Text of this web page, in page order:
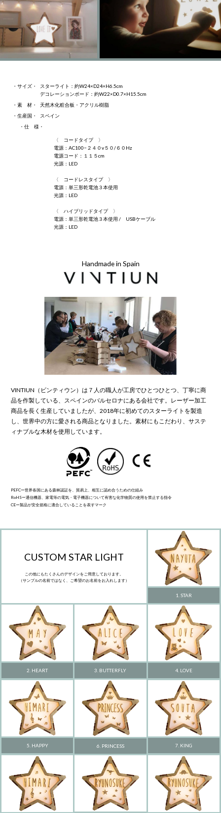
・サイズ・
スターライト：約W24×D24×H6.5cm
デコレーションボード：約W22×D0.7×H15.5cm
・素 材・
天然木化粧合板・アクリル樹脂
・生産国・
スペイン
・仕 様・
〈 コードタイプ 〉
電源：AC100−２４０v５０/６０Hz
電源コード：１１５cm
光源：LED
〈 コードレスタイプ 〉
電源：単三形乾電池３本使用
光源：LED
〈 ハイブリッドタイプ 〉
電源：単三形乾電池３本使用 / USBケーブル
光源：LED
Handmade in Spain
VINTIUN（ビンティウン）は７人の職人が工房でひとつひとつ、丁寧に商
品を作製している、スペインのバルセロナにある会社です。レーザー加工
商品を長く生産していましたが、2018年に初めてのスターライトを製造
し、世界中の方に愛される商品となりました。素材にもこだわり、サステ
ィナブルな木材を使用しています。
PEFCー世界各国にある森林認証を、貿易上、相互に認め合うための仕組み
RoHSー通信機器、家電等の電気・電子機器について有害な化学物質の使用を禁止する指令
CEー製品が安全規格に適合していることを表すマーク
CUSTOM STAR LIGHT
この他にもたくさんのデザインをご用意しております。
（サンプルの名前ではなく、ご希望のお名前をお入れします）
1. STAR
2. HEART 3. BUTTERFLY 4. LOVE
5. HAPPY 6. PRINCESS 7. KING